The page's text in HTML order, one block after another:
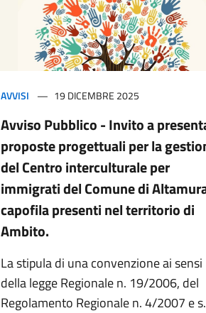
AVVISI 19 DICEMBRE 2025
Avviso Pubblico - Invito a
proposte progettuali per la
del Centro interculturale per
immigrati del Comune di
capofila presenti nel territorio di
Ambito.
La stipula di una convenzione ai sensi
della legge Regionale n. 19/2006, del
Regolamento Regionale n. 4/2007 e